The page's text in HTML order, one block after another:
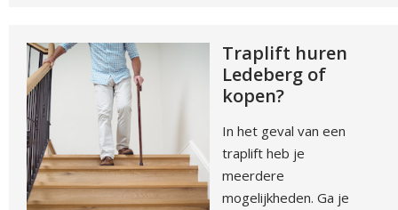
Traplift huren
Ledeberg of
kopen?
In het geval van een
traplift heb je
meerdere
mogelijkheden. Ga je